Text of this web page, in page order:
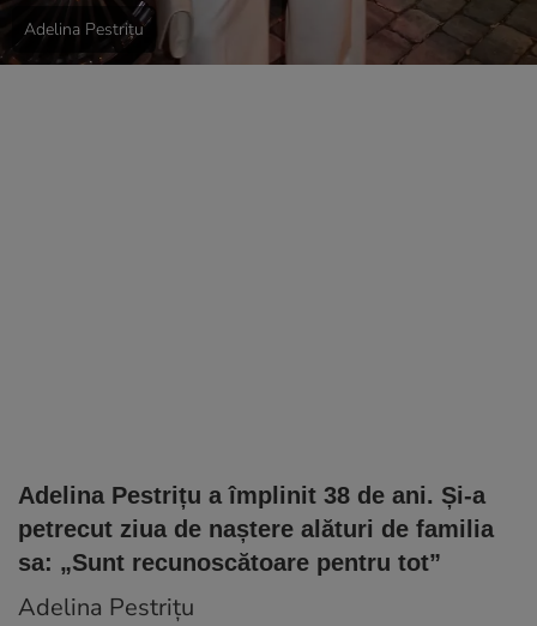
Adelina Pestrițu
Adelina Pestrițu a împlinit 38 de ani. Și-a
petrecut ziua de naștere alături de familia
sa: „Sunt recunoscătoare pentru tot”
Adelina Pestrițu